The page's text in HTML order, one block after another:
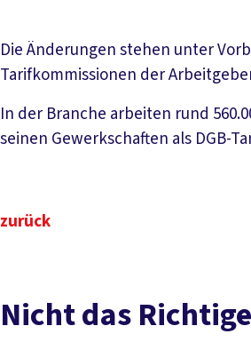
Die Änderungen stehen unter
Tarifkommissionen der
In der Branche arbeiten rund
seinen Gewerkschaften als DGB-
zurück
Nicht das